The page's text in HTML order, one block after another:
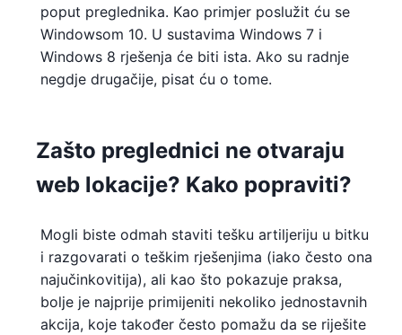
poput preglednika. Kao primjer poslužit ću se
Windowsom 10. U sustavima Windows 7 i
Windows 8 rješenja će biti ista. Ako su radnje
negdje drugačije, pisat ću o tome.
Zašto preglednici ne otvaraju
web lokacije? Kako popraviti?
Mogli biste odmah staviti tešku artiljeriju u bitku
i razgovarati o teškim rješenjima (iako često ona
najučinkovitija), ali kao što pokazuje praksa,
bolje je najprije primijeniti nekoliko jednostavnih
akcija, koje također često pomažu da se riješite